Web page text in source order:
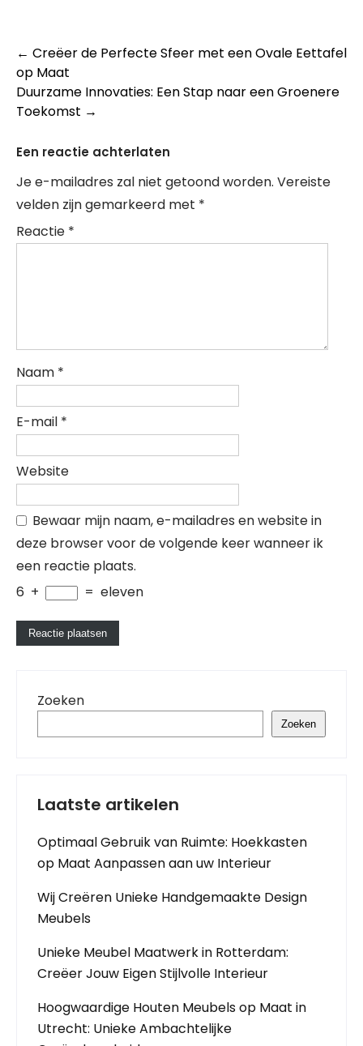
Berichtnavigatie
← Creëer de Perfecte Sfeer met een Ovale Eettafel
op Maat
Duurzame Innovaties: Een Stap naar een Groenere
Toekomst →
Een reactie achterlaten
Je e-mailadres zal niet getoond worden. Vereiste
velden zijn gemarkeerd met *
Reactie *
Naam *
E-mail *
Website
Bewaar mijn naam, e-mailadres en website in
deze browser voor de volgende keer wanneer ik
een reactie plaats.
6 + = eleven
Zoeken
Zoeken
Laatste artikelen
Optimaal Gebruik van Ruimte: Hoekkasten
op Maat Aanpassen aan uw Interieur
Wij Creëren Unieke Handgemaakte Design
Meubels
Unieke Meubel Maatwerk in Rotterdam:
Creëer Jouw Eigen Stijlvolle Interieur
Hoogwaardige Houten Meubels op Maat in
Utrecht: Unieke Ambachtelijke